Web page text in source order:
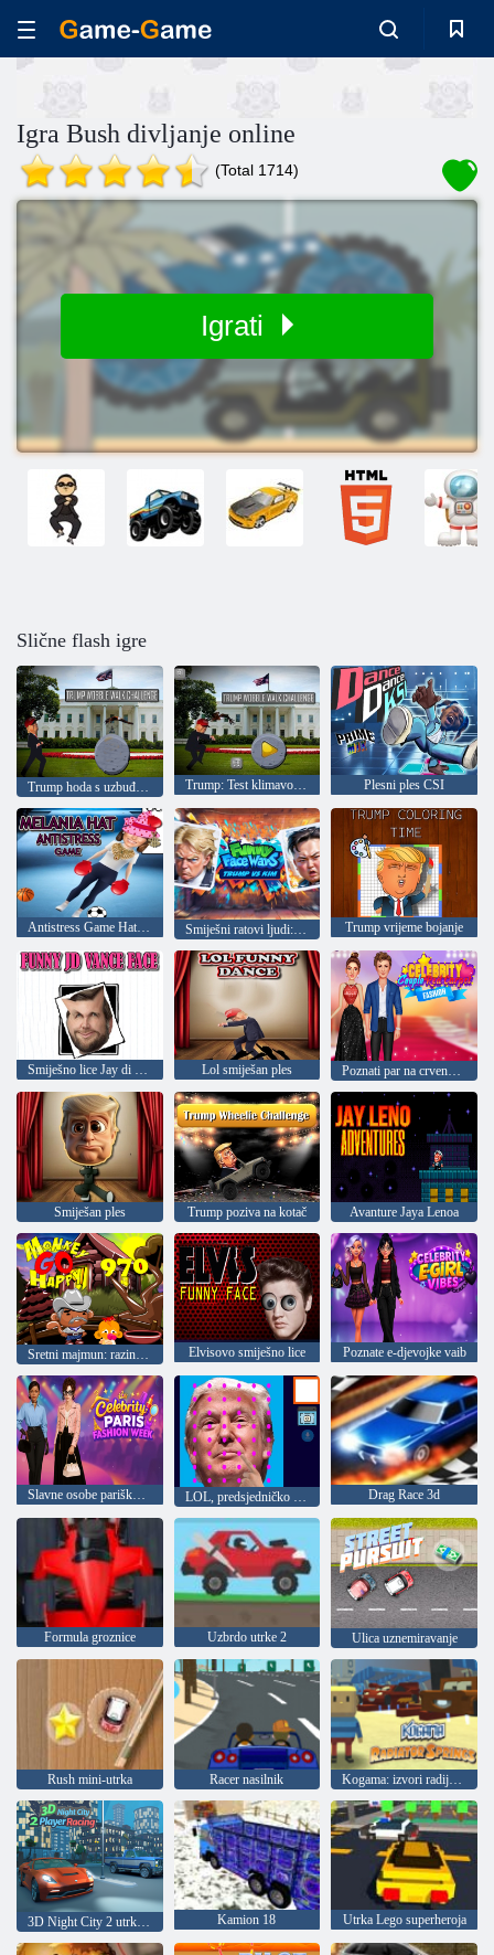
Igra Bush divljanje online
(Total 1714)
Igrati
Slične flash igre
Trump hoda s uzbuđenjem Trump: Test klimavog hoda Plesni ples CSI
Antistress Game Hat Melania Smiješni ratovi ljudi: Trump protiv Kim Trump vrijeme bojanje
Smiješno lice Jay di Wanses Lol smiješan ples Poznati par na crvenom tepihu
Smiješan ples Trump poziva na kotač Avanture Jaya Lenoa
Elvisovo smiješno lice Poznate e-djevojke vaib
Slavne osobe pariškog tjedna mode Drag Race 3d
Formula groznice Uzbrdo utrke 2 Ulica uznemiravanje
Rush mini-utrka Racer nasilnik Kogama: izvori radijatora
Kamion 18 Utrka Lego superheroja